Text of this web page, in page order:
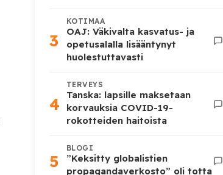
3
KOTIMAA
OAJ: Väkivalta kasvatus- ja
opetusalalla lisääntynyt
huolestuttavasti
4
TERVEYS
Tanska: lapsille maksetaan
korvauksia COVID-19-
rokotteiden haitoista
5
BLOGI
”Keksitty globalistien
propagandaverkosto” oli totta